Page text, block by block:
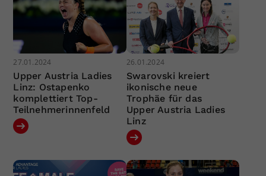
27.01.2024
Upper Austria Ladies
Linz: Ostapenko
komplettiert Top-
Teilnehmerinnenfeld
26.01.2024
Swarovski kreiert
ikonische neue
Trophäe für das
Upper Austria Ladies
Linz